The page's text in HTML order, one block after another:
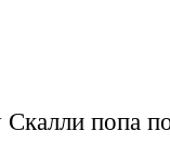
Скалли попа